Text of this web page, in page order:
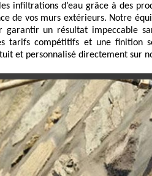
infiltrations d’eau grâce à des
de vos murs extérieurs. Notre
garantir un résultat impeccable
tarifs compétitifs et une finition
et personnalisé directement sur